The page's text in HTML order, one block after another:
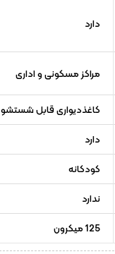
دارد
مراکز مسکونی و اداری
کاغذدیواری قابل شستشو
دارد
کودکانه
ندارد
125 میکرون